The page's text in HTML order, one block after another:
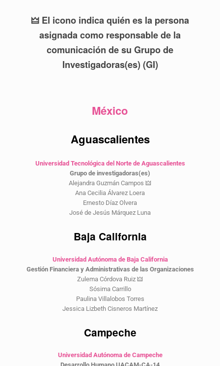
🜲 El icono indica quién es la persona
asignada como responsable de la
comunicación de su Grupo de
Investigadoras(es) (GI)
México
Aguascalientes
Universidad Tecnológica del Norte de Aguascalientes
Grupo de investigadoras(es)
Alejandra Guzmán Campos 🜲
Ana Cecilia Álvarez Loera
Ernesto Díaz Olvera
José de Jesús Márquez Luna
Baja California
Universidad Autónoma de Baja California
Gestión Financiera y Administrativas de las Organizaciones
Zulema Córdova Ruiz 🜲
Sósima Carrillo
Paulina Villalobos Torres
Jessica Lizbeth Cisneros Martínez
Campeche
Universidad Autónoma de Campeche